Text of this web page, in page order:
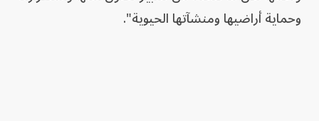
وحماية أراضيها ومنشآتها الحيوية".